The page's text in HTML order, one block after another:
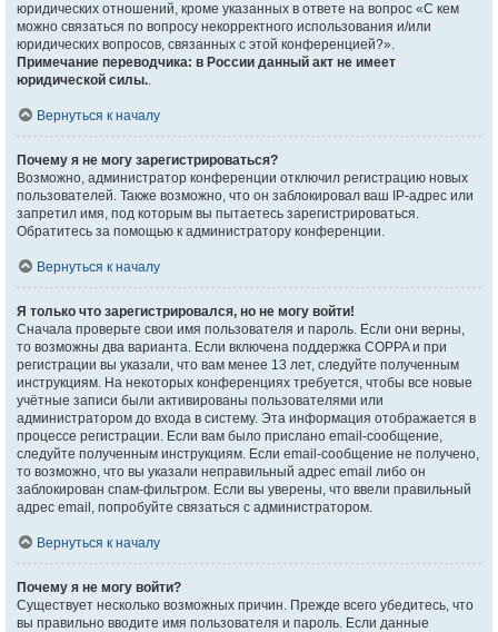
юридических отношений, кроме указанных в ответе на вопрос «С кем
можно связаться по вопросу некорректного использования и/или
юридических вопросов, связанных с этой конференцией?».
Примечание переводчика: в России данный акт не имеет
юридической силы..
Вернуться к началу
Почему я не могу зарегистрироваться?
Возможно, администратор конференции отключил регистрацию новых
пользователей. Также возможно, что он заблокировал ваш IP-адрес или
запретил имя, под которым вы пытаетесь зарегистрироваться.
Обратитесь за помощью к администратору конференции.
Вернуться к началу
Я только что зарегистрировался, но не могу войти!
Сначала проверьте свои имя пользователя и пароль. Если они верны,
то возможны два варианта. Если включена поддержка COPPA и при
регистрации вы указали, что вам менее 13 лет, следуйте полученным
инструкциям. На некоторых конференциях требуется, чтобы все новые
учётные записи были активированы пользователями или
администратором до входа в систему. Эта информация отображается в
процессе регистрации. Если вам было прислано email-сообщение,
следуйте полученным инструкциям. Если email-сообщение не получено,
то возможно, что вы указали неправильный адрес email либо он
заблокирован спам-фильтром. Если вы уверены, что ввели правильный
адрес email, попробуйте связаться с администратором.
Вернуться к началу
Почему я не могу войти?
Существует несколько возможных причин. Прежде всего убедитесь, что
вы правильно вводите имя пользователя и пароль. Если данные